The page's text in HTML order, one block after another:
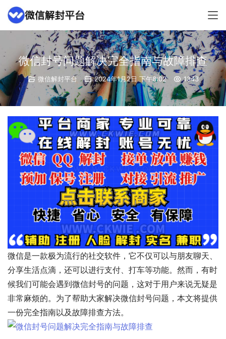
微信封号问题解决完全指南与故障排查
微信解封平台 2024年1月2日 下午8:02 1343
微信是一款极为流行的社交软件，它不仅可以与朋友聊天、
分享生活点滴，还可以进行支付、打车等功能。然而，有时
候我们可能会遇到微信封号的问题，这对于用户来说无疑是
非常麻烦的。为了帮助大家解决微信封号问题，本文将提供
一份完全指南以及故障排查方法。